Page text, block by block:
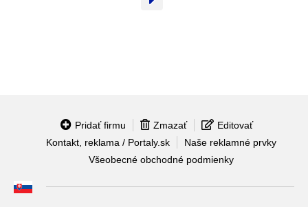
Pridať firmu Zmazať
Editovať
Kontakt, reklama / Portaly.sk
Naše reklamné prvky
Všeobecné obchodné podmienky